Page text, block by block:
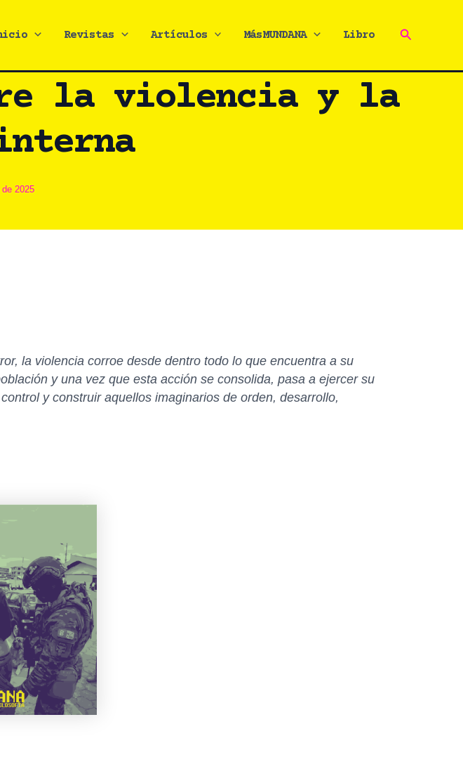
Revistas Artículos MásMUNDANA Libro Buscar
la violencia y la
2025
la violencia corroe desde dentro todo lo que encuentra a su
y una vez que esta acción se consolida, pasa a ejercer su
y construir aquellos imaginarios de orden, desarrollo,